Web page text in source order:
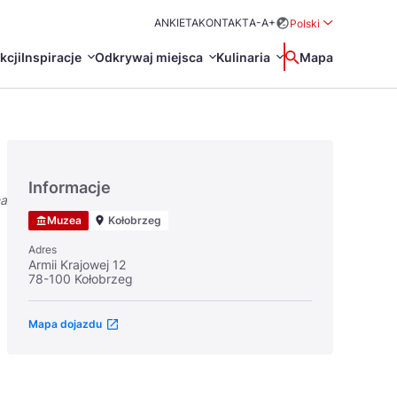
ANKIETAKONTAKTA-A+
Polski
Inspiracje Odkrywaj miejsca
Turystyczne
Kulinaria Wyszukaj
Mapa
日本語
Svenska
Informacje
Muzea Kołobrzeg
Adres
Armii Krajowej 12
78-100 Kołobrzeg
Mapa dojazdu